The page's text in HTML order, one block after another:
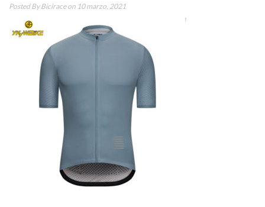
Posted ByBiciraceon 10 marzo, 2021